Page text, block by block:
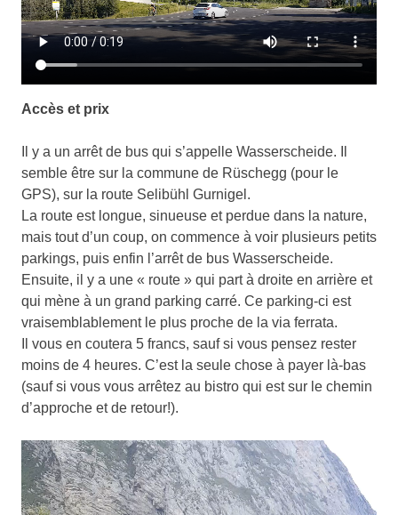
Accès et prix
Il y a un arrêt de bus qui s’appelle Wasserscheide. Il
semble être sur la commune de Rüschegg (pour le
GPS), sur la route Selibühl Gurnigel.
La route est longue, sinueuse et perdue dans la nature,
mais tout d’un coup, on commence à voir plusieurs petits
parkings, puis enfin l’arrêt de bus Wasserscheide.
Ensuite, il y a une « route » qui part à droite en arrière et
qui mène à un grand parking carré. Ce parking-ci est
vraisemblablement le plus proche de la via ferrata.
Il vous en coutera 5 francs, sauf si vous pensez rester
moins de 4 heures. C’est la seule chose à payer là-bas
(sauf si vous vous arrêtez au bistro qui est sur le chemin
d’approche et de retour!).